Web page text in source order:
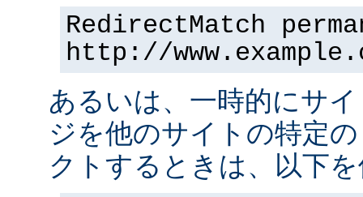
RedirectMatch
http://
あるいは、一時的にサ
ジを他のサイトの特定
クトするときは、以下